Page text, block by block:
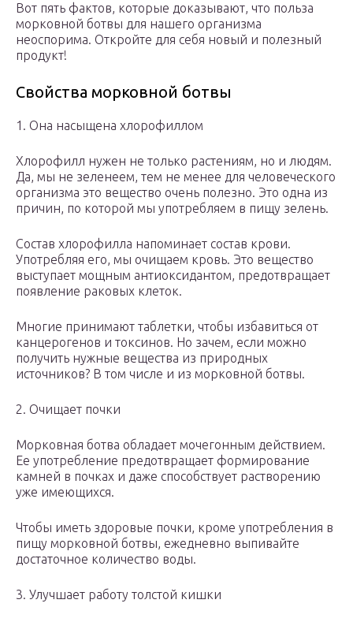
Вот пять фактов, которые доказывают, что польза
морковной ботвы для нашего организма
неоспорима. Откройте для себя новый и полезный
продукт!
Свойства морковной ботвы
1. Она насыщена хлорофиллом
Хлорофилл нужен не только растениям, но и людям.
Да, мы не зеленеем, тем не менее для человеческого
организма это вещество очень полезно. Это одна из
причин, по которой мы употребляем в пищу зелень.
Состав хлорофилла напоминает состав крови.
Употребляя его, мы очищаем кровь. Это вещество
выступает мощным антиоксидантом, предотвращает
появление раковых клеток.
Многие принимают таблетки, чтобы избавиться от
канцерогенов и токсинов. Но зачем, если можно
получить нужные вещества из природных
источников? В том числе и из морковной ботвы.
2. Очищает почки
Морковная ботва обладает мочегонным действием.
Ее употребление предотвращает формирование
камней в почках и даже способствует растворению
уже имеющихся.
Чтобы иметь здоровые почки, кроме употребления в
пищу морковной ботвы, ежедневно выпивайте
достаточное количество воды.
3. Улучшает работу толстой кишки